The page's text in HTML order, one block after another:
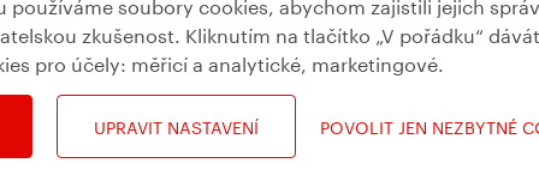
zkušenost. Kliknutím na tlačítko „V pořádku“
pro účely: měřicí a analytické, marketingové
UPRAVIT NASTAVENÍ POVOLIT JEN NEZBYTNÉ
dvě rozšířené panenky a hlavně dvě tlusté pneumatiky, které
Parametry TooToo XL